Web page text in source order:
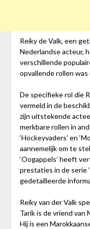
Reiky de Valk, een
Nederlandse acteur,
verschillende
opvallende rollen was
De specifieke rol die
vermeld in de
zijn uitstekende
merkbare rollen in
‘Hockeyvaders’ en
aannemelijk om te
‘Oogappels’ heeft
prestaties in de serie
gedetailleerde
Reiky van der Valk
Tarik is de vriend van
Hij is een